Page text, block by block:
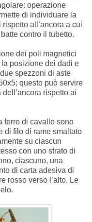
operazione
di individuare la
all’ancora a cui
contro il tubetto.
dei poli magnetici
posizione dei dadi e
spezzoni di aste
questo può servire
rispetto ai
ferro di cavallo sono
di filo di rame smaltato
su ciascun
con uno strato di
ciascuno, una
di carta adesiva di
rosso verso l’alto. Le